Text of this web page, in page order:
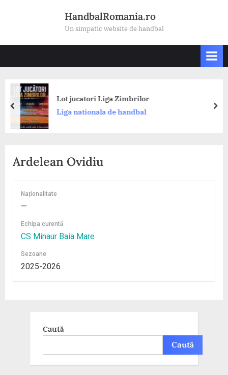
HandbalRomania.ro
Un simpatic website de handbal
Lot jucatori Liga Zimbrilor
Liga nationala de handbal
prev
Ardelean Ovidiu
Naționalitate
—
Echipa curentă
CS Minaur Baia Mare
Sezoane
2025-2026
Caută
Caută